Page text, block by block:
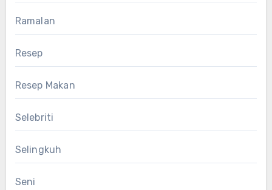
Ramalan
Resep
Resep Makan
Selebriti
Selingkuh
Seni